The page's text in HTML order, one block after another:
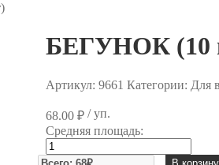
БЕГУНОК (10
Артикул: 9661 Категории: Для
68.00 ₽/ уп.
Средняя площадь:
Количество
товара